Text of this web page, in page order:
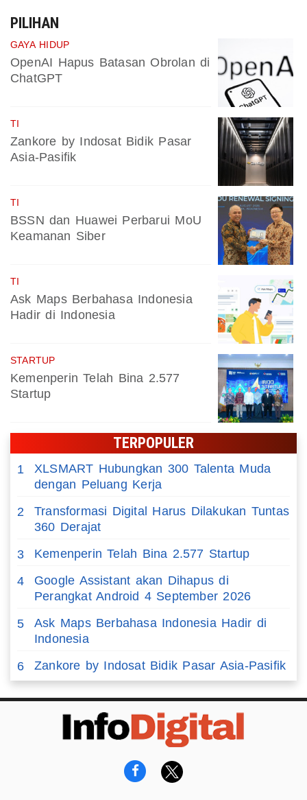
PILIHAN
GAYA HIDUP
OpenAI Hapus Batasan Obrolan di
ChatGPT
TI
Zankore by Indosat Bidik Pasar
Asia-Pasifik
TI
BSSN dan Huawei Perbarui MoU
Keamanan Siber
TI
Ask Maps Berbahasa Indonesia
Hadir di Indonesia
STARTUP
Kemenperin Telah Bina 2.577
Startup
TERPOPULER
1
XLSMART Hubungkan 300 Talenta Muda
dengan Peluang Kerja
2
Transformasi Digital Harus Dilakukan Tuntas
360 Derajat
3
Kemenperin Telah Bina 2.577 Startup
4
Google Assistant akan Dihapus di
Perangkat Android 4 September 2026
5
Ask Maps Berbahasa Indonesia Hadir di
Indonesia
6
Zankore by Indosat Bidik Pasar Asia-Pasifik